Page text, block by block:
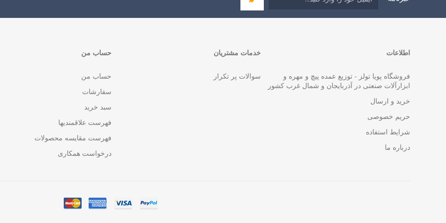
اطلاعات
فروشگاه پویا تولز - توزیع عمده پیچ و مهره و
ابزارآلات صنعتی در آذربایجان و شمال غرب کشور
خرید و ارسال
حریم خصوصی
شرایط استفاده
درباره ما
خدمات مشتریان
سوالات پر تکرار
حساب من
حساب من
سفارشات
سبد خرید
فهرست علاقمندیها
فهرست مقایسه محصولات
درخواست همکاری